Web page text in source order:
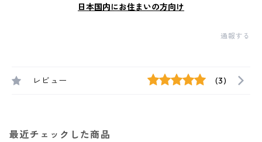
日本国内にお住まいの方向け
通報する
レビュー (3)
最近チェックした商品